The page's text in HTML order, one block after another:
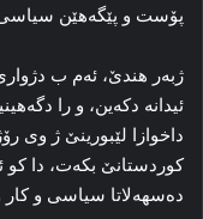
پۆست و پێگەهێن سیاسی
ژبەر هندێ، ئەم ب
ئیدانە دكەین، و را
داخوازا لێبورینێ ژ وی
كوردستانێ بكەت، دا كو
دەسهەلاتا سیاسی و كار